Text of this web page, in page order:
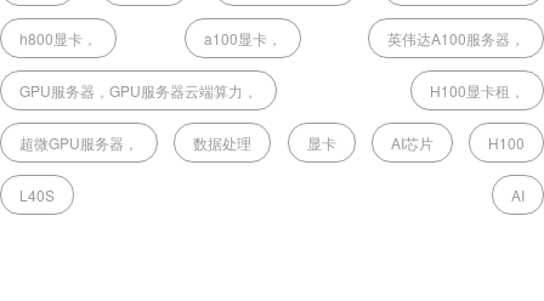
h800显卡， a100显卡， 英伟达A100服务器，
GPU服务器，GPU服务器云端算力， H100显卡租，
超微GPU服务器， 数据处理 显卡 AI芯片 H100
L40S AI